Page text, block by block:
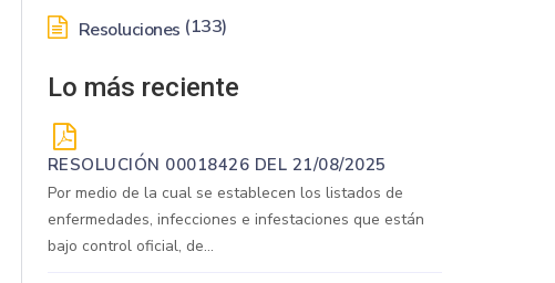
Resoluciones (133)
Lo más reciente
RESOLUCIÓN 00018426 DEL 21/08/2025
Por medio de la cual se establecen los listados de
enfermedades, infecciones e infestaciones que están
bajo control oficial, de...